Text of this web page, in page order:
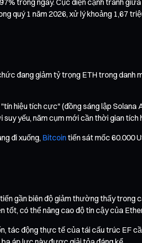
quý 1 năm 2026, xử lý khoảng 1,67
đang giảm tỷ trọng ETH trong
hiệu tích cực" (đồng sáng lập Solana
yếu, năm cụm mới cần thời gian tích
đi xuống, Bitcointiến sát mốc 60.000
gần biên độ giảm thường thấy
có thể nâng cao độ tin cậy của
tác động thực tế của tái cấu trúc EF